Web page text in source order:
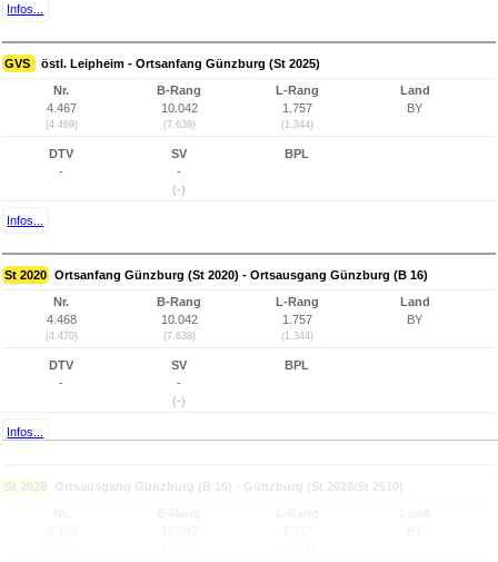
Infos...
GVS östl. Leipheim - Ortsanfang Günzburg (St 2025)
Nr.
4.467
(4.469)
B-Rang
10.042
(7.638)
L-Rang
1.757
(1.344)
Land
BY
DTV
-
SV
-
(-)
BPL
Infos...
St 2020 Ortsanfang Günzburg (St 2020) - Ortsausgang Günzburg (B 16)
Nr.
4.468
(4.470)
B-Rang
10.042
(7.638)
L-Rang
1.757
(1.344)
Land
BY
DTV
-
SV
-
(-)
BPL
Infos...
St 2028 Ortsausgang Günzburg (B 16) - Günzburg (St 2028/St 2510)